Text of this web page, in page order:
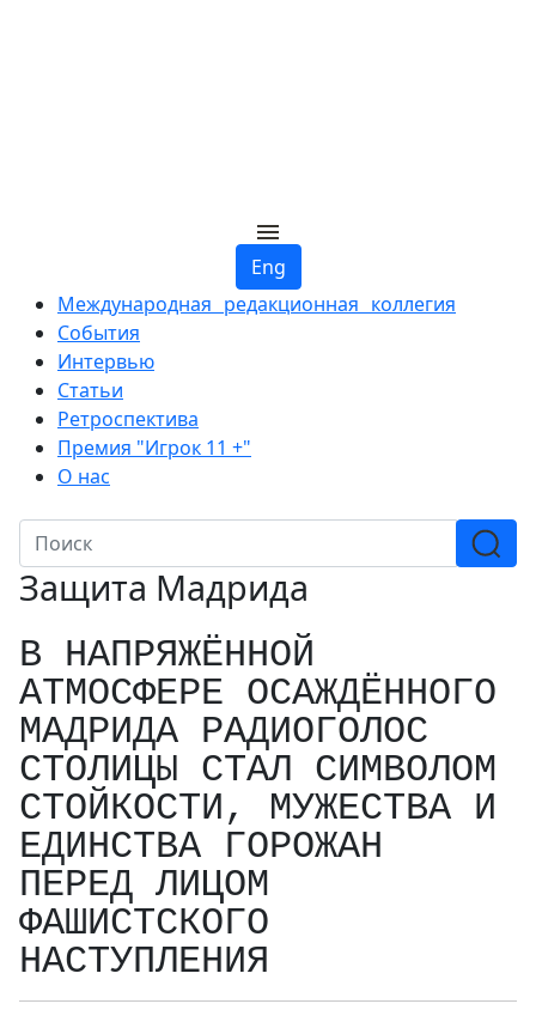
Eng
Международная редакционная коллегия
События
Интервью
Статьи
Ретроспектива
Премия "Игрок 11 +"
О нас
Защита Мадрида
В НАПРЯЖЁННОЙ
АТМОСФЕРЕ ОСАЖДЁННОГО
МАДРИДА РАДИОГОЛОС
СТОЛИЦЫ СТАЛ СИМВОЛОМ
СТОЙКОСТИ, МУЖЕСТВА И
ЕДИНСТВА ГОРОЖАН
ПЕРЕД ЛИЦОМ
ФАШИСТСКОГО
НАСТУПЛЕНИЯ